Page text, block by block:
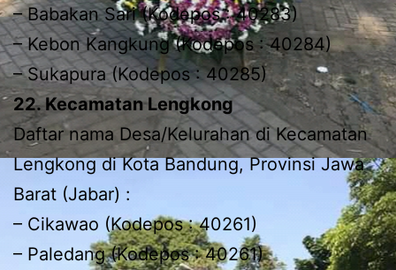
– Babakan Sari (Kodepos : 40283)
– Kebon Kangkung (Kodepos : 40284)
– Sukapura (Kodepos : 40285)
22. Kecamatan Lengkong
Daftar nama Desa/Kelurahan di Kecamatan
Lengkong di Kota Bandung, Provinsi Jawa
Barat (Jabar) :
– Cikawao (Kodepos : 40261)
– Paledang (Kodepos : 40261)